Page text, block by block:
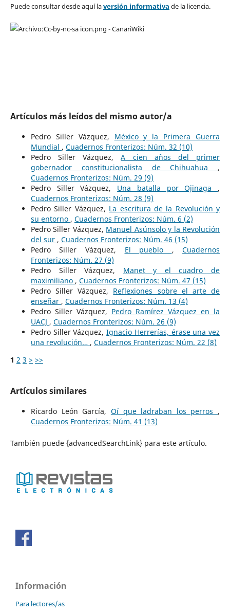
Puede consultar desde aquí laversión informativa de la licencia.
Artículos más leídos del mismo autor/a
Pedro Siller Vázquez, México y la Primera Guerra
Mundial , Cuadernos Fronterizos: Núm. 32 (10)
Pedro Siller Vázquez,A cien años del primer
gobernador constitucionalista de Chihuahua ,
Cuadernos Fronterizos: Núm. 29 (9)
Pedro Siller Vázquez, Una batalla por Ojinaga ,
Cuadernos Fronterizos: Núm. 28 (9)
Pedro Siller Vázquez, La escritura de la Revolución y
su entorno , Cuadernos Fronterizos: Núm. 6 (2)
Pedro Siller Vázquez, Manuel Asúnsolo y la Revolución
del sur , Cuadernos Fronterizos: Núm. 46 (15)
Pedro Siller Vázquez, El pueblo ,Cuadernos
Fronterizos: Núm. 27 (9)
Pedro Siller Vázquez, Manet y el cuadro de
maximiliano , Cuadernos Fronterizos: Núm. 47 (15)
Pedro Siller Vázquez, Reflexiones sobre el arte de
enseñar , Cuadernos Fronterizos: Núm. 13 (4)
Pedro Siller Vázquez, Pedro Ramírez Vázquez en la
UACJ , Cuadernos Fronterizos: Núm. 26 (9)
Pedro Siller Vázquez,Ignacio Herrerías, érase una vez
una revolución… , Cuadernos Fronterizos: Núm. 22 (8)
1 2 3 > >>
Artículos similares
Ricardo León García, Oí que ladraban los perros ,
Cuadernos Fronterizos: Núm. 41 (13)
También puede {advancedSearchLink} para este artículo.
Información
Para lectores/as